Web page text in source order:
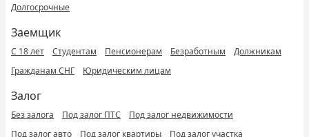
Долгосрочные
Заемщик
С 18 лет Студентам Пенсионерам Безработным
Должникам
Гражданам СНГ
Юридическим лицам
Залог
Без залога Под залог ПТС
Под залог недвижимости
Под залог авто
Под залог квартиры Под залог участка